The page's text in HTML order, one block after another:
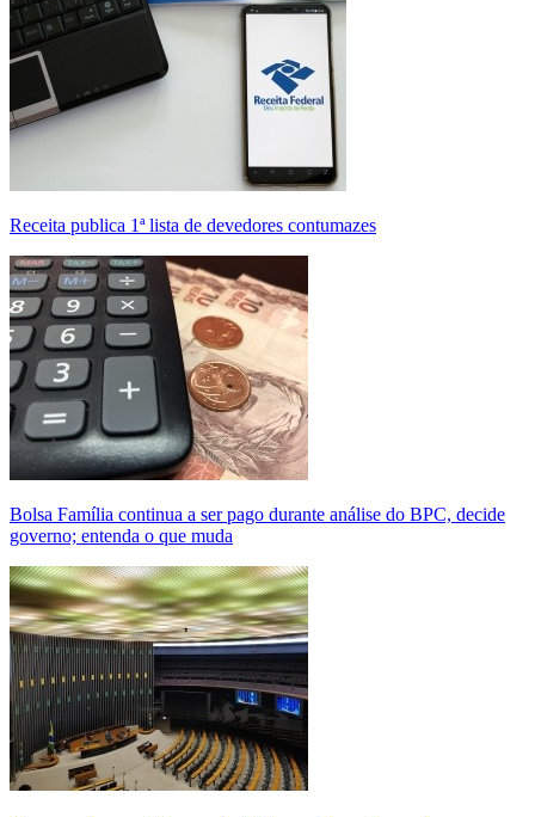
Receita publica 1ª lista de devedores contumazes
Bolsa Família continua a ser pago durante análise do BPC, decide
governo; entenda o que muda